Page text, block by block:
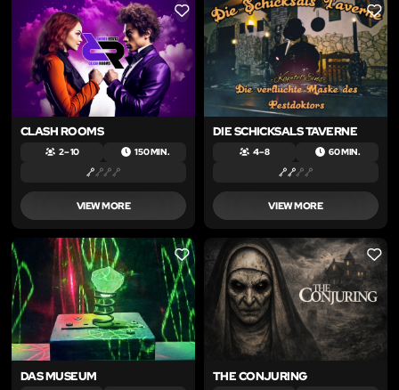
LIKE
CLASH ROOMS
2 – 10 150 MIN.
VIEW MORE
LIKE
DIE SCHICKSALS TAVERNE
4 – 8 60 MIN.
VIEW MORE
LIKE
DAS MUSEUM
LIKE
THE CONJURING